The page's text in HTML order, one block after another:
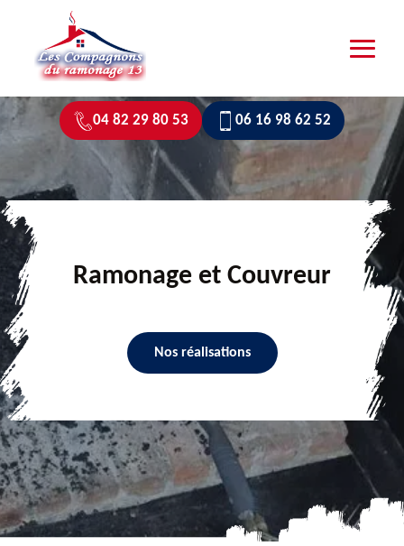
04 82 29 80 53 06 16 98 62 52
Ramonage et Couvreur
Nos réalisations